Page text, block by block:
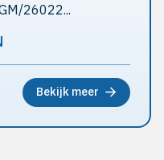
26022...
Bekijk meer